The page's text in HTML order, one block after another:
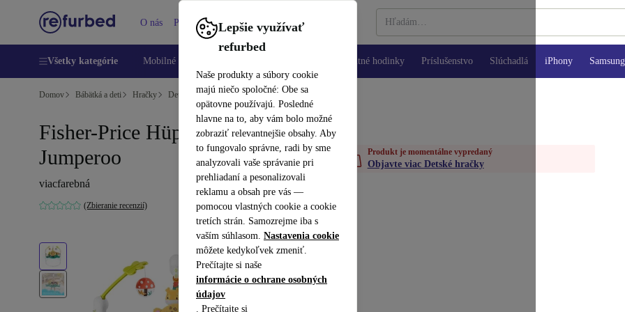
Lepšie využívať
refurbed
Naše produkty a súbory cookie
majú niečo spoločné: Obe sa
opätovne používajú. Posledné
hlavne na to, aby vám bolo možné
zobraziť relevantnejšie obsahy. Aby
to fungovalo správne, radi by sme
analyzovali vaše správanie pri
prehliadaní a pesonalizovali
reklamu a obsah pre vás —
pomocou vlastných cookie a cookie
tretích strán. Samozrejme iba s
vaším súhlasom. Nastavenia cookie
môžete kedykoľvek zmeniť.
Prečítajte si naše
informácie o ochrane osobných
údajov
. Prečítajte si
O nás Pomoc
Všetky kategórie Mobilné telefóny Inteligentné hodinky Príslušenstvo Slúchadlá iPhony
Domov Bábätká a deti Hračky Detské hračky
Fisher-Price Hüpf-leopard
Jumperoo
viacfarebná
(Zbieranie recenzií)
Produkt je momentálne vypredaný
Objavte viac Detské hračky